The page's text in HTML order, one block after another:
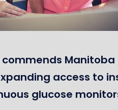
Manitoba
access to
glucose